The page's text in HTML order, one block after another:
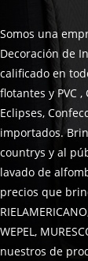
Somos una
Decoración de
calificado en
flotantes y PVC
Eclipses,
importados.
countrys y al
lavado de
precios que
WEPEL,
nuestros de